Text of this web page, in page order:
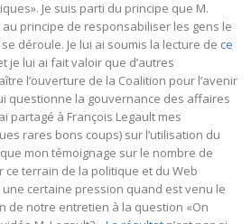
Je suis parti du principe que M.
principe de responsabiliser les gens le
déroule. Je lui ai soumis la lecture de ce
je lui ai fait valoir que d’autres
l’ouverture de la Coalition pour l’avenir
questionne la gouvernance des affaires
partagé à François Legault mes
rares bons coups) sur l’utilisation du
mon témoignage sur le nombre de
terrain de la politique et du Web
certaine pression quand est venu le
de notre entretien à la question «On